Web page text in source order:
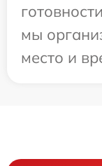
мы
место и